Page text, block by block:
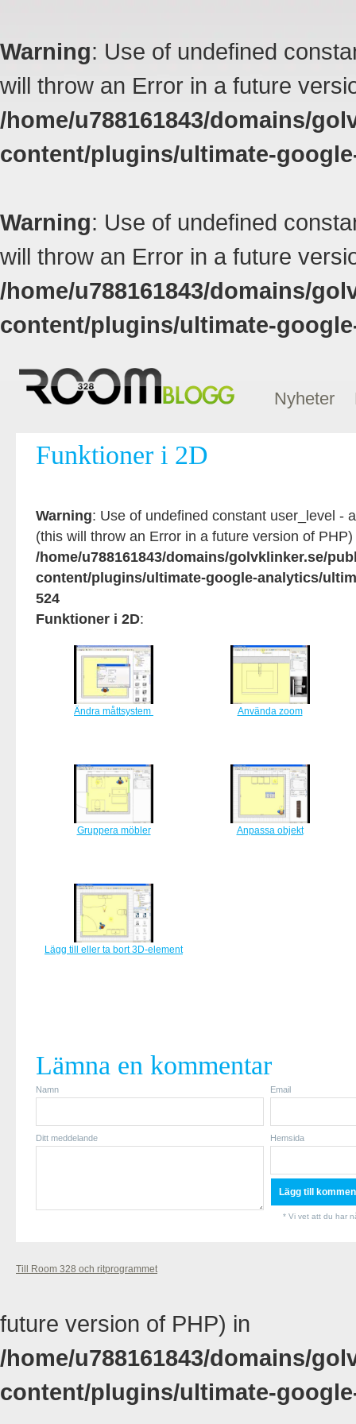
Warning: Use of undefined
will throw an Error in a future
/home/u788161843/domains/
content/plugins/ultimate-
Warning: Use of undefined
will throw an Error in a future
/home/u788161843/domains/
content/plugins/ultimate-
Nyheter
Funktioner i 2D
Warning: Use of undefined constant user_level -
(this will throw an Error in a future version of PHP)
/home/u788161843/domains/golvklinker.se/
content/plugins/ultimate-google-analytics/
524
Funktioner i 2D:
Ändra måttsystem Använda zoom
Gruppera möbler Anpassa objekt
Lägg till eller ta bort 3D-element
Lämna en kommentar
Namn
Ditt meddelande
Email
Hemsida
* Vi vet att du har
Till Room 328 och ritprogrammet
future version of PHP) in
/home/u788161843/domains/
content/plugins/ultimate-